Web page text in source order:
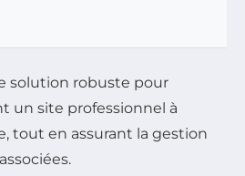
solution robuste pour
un site professionnel à
tout en assurant la gestion